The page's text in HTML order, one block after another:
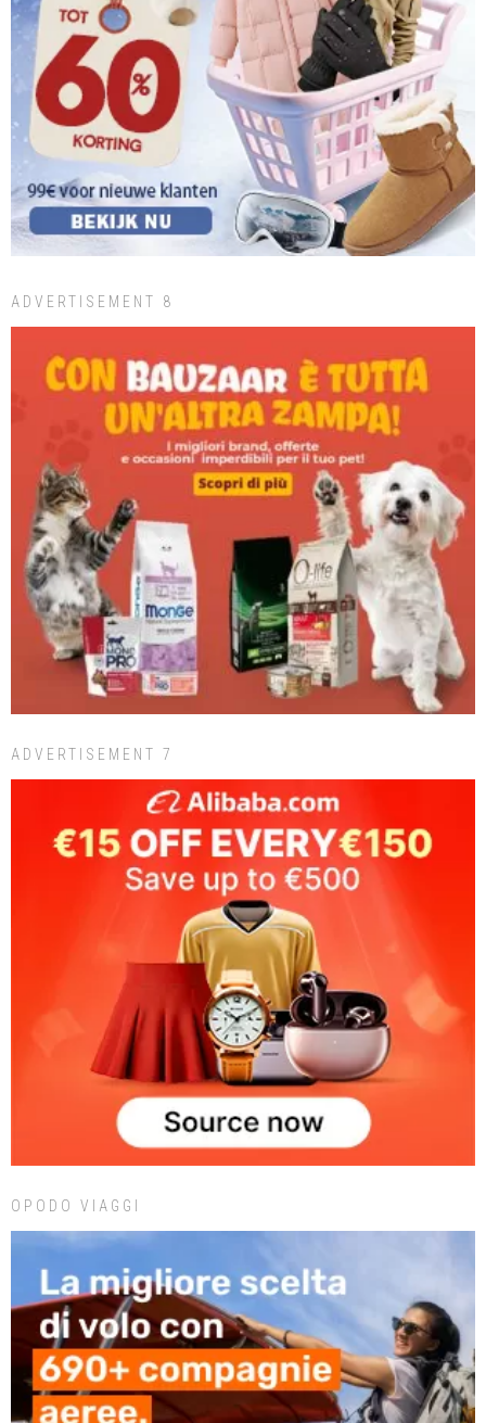
ADVERTISEMENT 8
ADVERTISEMENT 7
OPODO VIAGGI